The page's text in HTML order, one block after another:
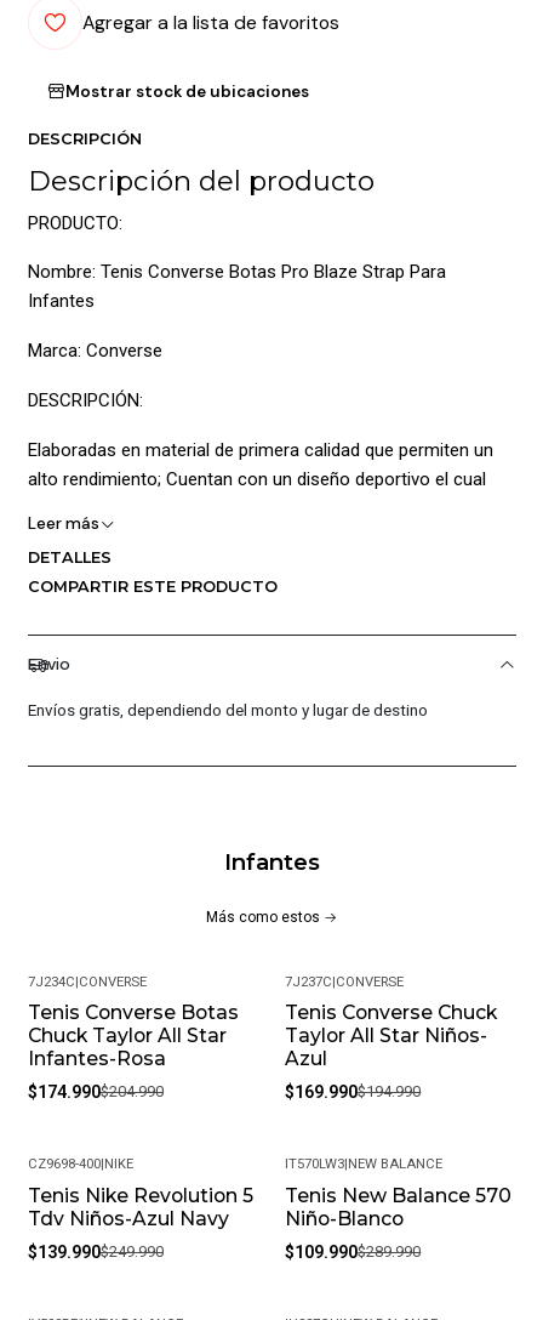
Agregar a la lista de favoritos
Mostrar stock de ubicaciones
DESCRIPCIÓN
Descripción del producto
PRODUCTO:
Nombre: Tenis Converse Botas Pro Blaze Strap Para
Infantes
Marca: Converse
DESCRIPCIÓN:
Elaboradas en material de primera calidad que permiten un
alto rendimiento; Cuentan con un diseño deportivo el cual
acolchado al igual que la lengüeta permitiendo mayor
protección adicionalmente cuenta que optimiza la
cierre con correa con seguro en velcro y cordones para un
entresuela está elaborada en EVA combinada con la suela en
diferentes superficies; Composición: Capellada: 38.16% PU &
Capellada elaborar en cuero
Seguro con correa y seguro en velcro
Cierre en cordones
Suela de Caucho
Vaca / Forro: 100% Poliéster/ Plantilla: 100%Textil
Peso del paquete: 1 kg
Leer más
DETALLES
COMPARTIR ESTE PRODUCTO
Envio
Envíos gratis, dependiendo del monto y lugar de destino
Infantes
Más como estos
-15%
7J234C|CONVERSE
Tenis Converse Botas
Chuck Taylor All Star
Infantes-Rosa
$174.990$204.990
-13%
7J237C|CONVERSE
Tenis Converse Chuck
Taylor All Star Niños-
Azul
$169.990$194.990
-44%
CZ9698-400| NIKE
Tenis Nike Revolution 5
Tdv Niños-Azul Navy
$139.990$249.990
-62%
IT570LW3 NEW BALANCE
Tenis New Balance 570
Niño-Blanco
$109.990$289.990